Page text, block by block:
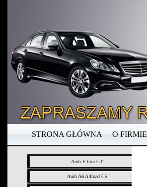
STRONA GŁÓWNA O FIRMIE
Audi E-tron GT
Audi A6 Allroad C5